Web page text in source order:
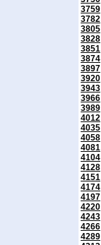
3759
3782
3805
3828
3851
3874
3897
3920
3943
3966
3989
4012
4035
4058
4081
4104
4128
4151
4174
4197
4220
4243
4266
4289